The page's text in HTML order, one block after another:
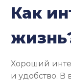
Как
Хороший
и удобство.